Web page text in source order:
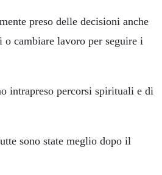
preso delle decisioni anche
o cambiare lavoro per seguire i
intrapreso percorsi spirituali e di
sono state meglio dopo il